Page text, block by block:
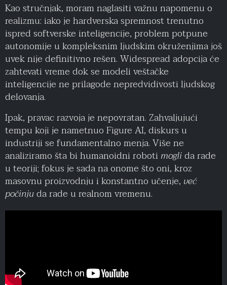
Kao stručnjak, moram naglasiti važnu napomenu o
realizmu: iako je hardverska spremnost trenutno
ispred softverske inteligencije, problem potpune
autonomije u kompleksnim ljudskim okruženjima još
uvek nije definitivno rešen. Widespread adopcija će
zahtevati vreme dok se modeli veštačke
inteligencije ne prilagode nepredvidivosti ljudskog
delovanja.
Ipak, pravac razvoja je nepovratan. Zahvaljujući
tempu koji je nametnuo Figure AI, diskurs u
industriji se fundamentalno menja. Više ne
analiziramo šta bi humanoidni robotimoglida rade
u teoriji; fokus je sada na onome što oni, kroz
masovnu proizvodnju i konstantno učenje, već
počinjuda rade u realnom vremenu.